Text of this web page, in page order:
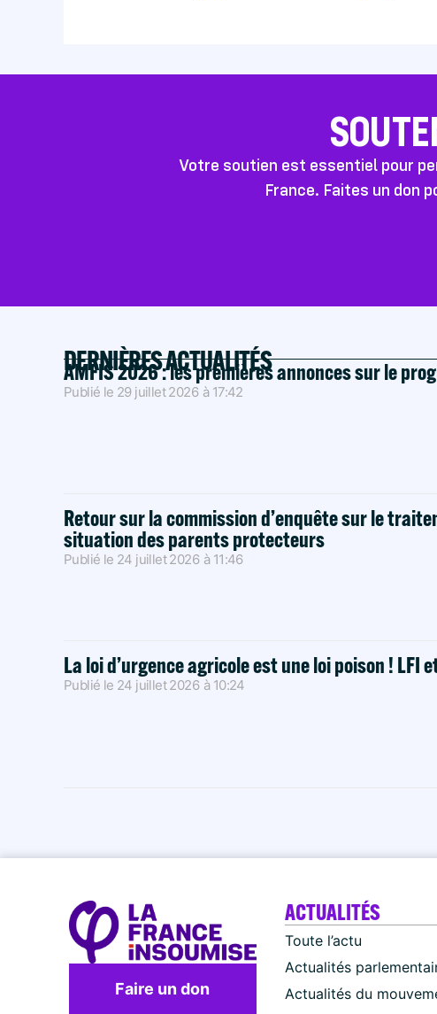
Votre soutien est essentiel pour
France. Faites un don
DERNIÈRES ACTUALITÉS
AMFIS 2026 : les premières annonces sur le
Publié le 29 juillet 2026 à 17:42
Retour sur la commission d’enquête sur le
situation des parents protecteurs
Publié le 24 juillet 2026 à 11:46
La loi d’urgence agricole est une loi poison !
Publié le 24 juillet 2026 à 10:24
Faire un don
ACTUALITÉS
Toute l’actu
Actualités
Actualités du